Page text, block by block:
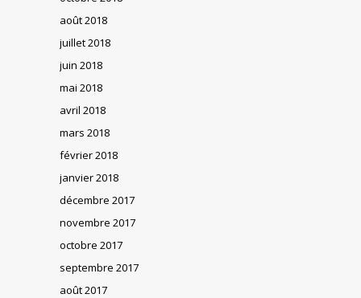
août 2018
juillet 2018
juin 2018
mai 2018
avril 2018
mars 2018
février 2018
janvier 2018
décembre 2017
novembre 2017
octobre 2017
septembre 2017
août 2017